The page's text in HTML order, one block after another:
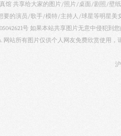
真馆 共享给大家的图片/照片/桌面/剧照/壁
要的演员/歌手/模特/主持人/球星等明星美
号 如果本站共享图片无意中侵犯到
网站所有图片仅供个人网友免费欣赏使用